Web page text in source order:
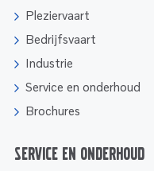
Pleziervaart
Bedrijfsvaart
Industrie
Service en onderhoud
Brochures
Service en onderhoud